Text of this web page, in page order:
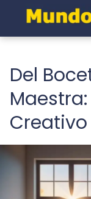
Del